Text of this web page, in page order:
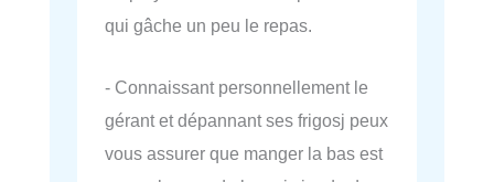
qui gâche un peu le repas.
- Connaissant personnellement le
gérant et dépannant ses frigosj peux
vous assurer que manger la bas est